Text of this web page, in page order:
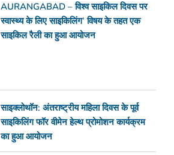
AURANGABAD – विश्व साइकिल दिवस पर
स्वास्थ्य के लिए साइकिलिंग’ विषय के तहत एक
साइकिल रैली का हुआ आयोजन
साइक्लोथॉन: अंतराष्ट्रीय महिला दिवस के पूर्व
साइकिलिंग फॉर वीमेन हेल्थ प्रोमोशन कार्यक्रम
का हुआ आयोजन